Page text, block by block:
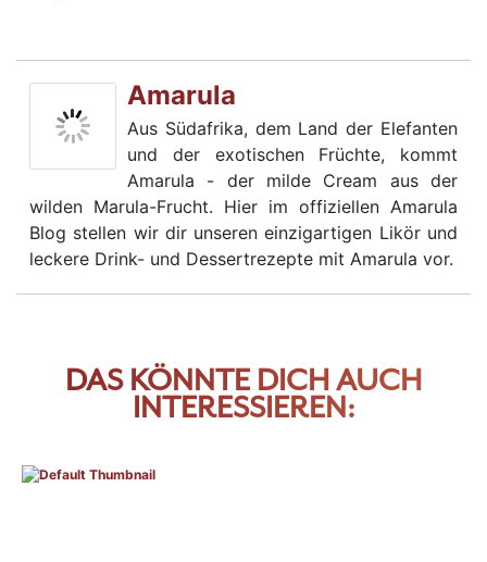
Amarula
Aus Südafrika, dem Land der Elefanten
und der exotischen Früchte, kommt
Amarula - der milde Cream aus der
wilden Marula-Frucht. Hier im offiziellen Amarula
Blog stellen wir dir unseren einzigartigen Likör und
leckere Drink- und Dessertrezepte mit Amarula vor.
DAS KÖNNTE DICH AUCH
INTERESSIEREN: